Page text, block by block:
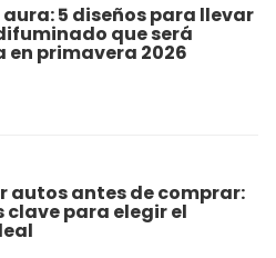
5 diseños para llevar
que será
en primavera 2026
autos antes de comprar:
clave para elegir el